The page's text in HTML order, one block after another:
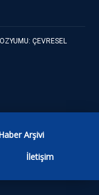
ÇEVRESEL
Arşivi
İletişim